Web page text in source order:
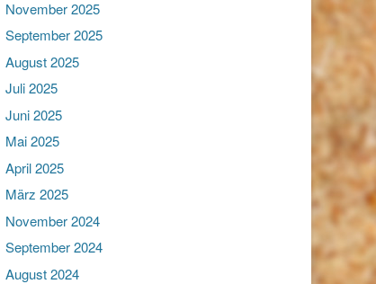
November 2025
September 2025
August 2025
Juli 2025
Juni 2025
Mai 2025
April 2025
März 2025
November 2024
September 2024
August 2024